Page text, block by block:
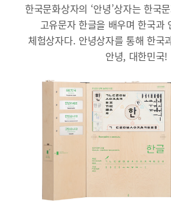
한국문화상자의 ‘안녕’상자는 한국
고유문자 한글을 배우며 한국과
체험상자다. 안녕상자를 통해 한국
안녕, 대한민국!